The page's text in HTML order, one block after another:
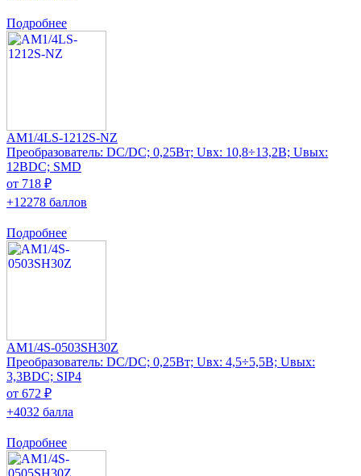
Подробнее
AM1/4LS-1212S-NZ
Преобразователь: DC/DC; 0,25Вт; Uвх: 10,8÷13,2В; Uвых:
12ВDC; SMD
от 718 ₽
+12278 баллов
Подробнее
AM1/4S-0503SH30Z
Преобразователь: DC/DC; 0,25Вт; Uвх: 4,5÷5,5В; Uвых:
3,3ВDC; SIP4
от 672 ₽
+4032 балла
Подробнее